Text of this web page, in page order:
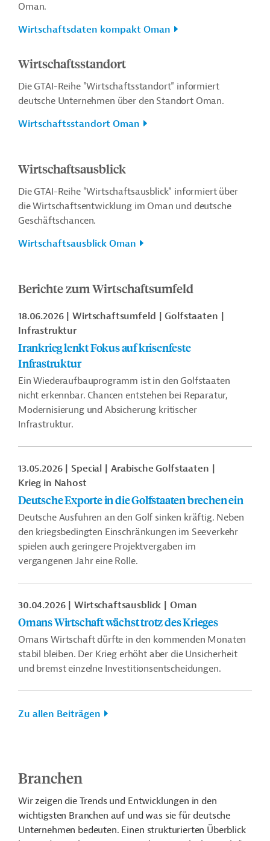
Oman.
Wirtschaftsdaten kompakt Oman
Wirtschaftsstandort
Die GTAI-Reihe "Wirtschaftsstandort" informiert
deutsche Unternehmen über den Standort Oman.
Wirtschaftsstandort Oman
Wirtschaftsausblick
Die GTAI-Reihe "Wirtschaftsausblick" informiert über
die Wirtschaftsentwicklung im Oman und deutsche
Geschäftschancen.
Wirtschaftsausblick Oman
Berichte zum Wirtschaftsumfeld
18.06.2026 Wirtschaftsumfeld
Golfstaaten
Infrastruktur
Irankrieg lenkt Fokus auf krisenfeste
Infrastruktur
Ein Wiederaufbauprogramm ist in den Golfstaaten
nicht erkennbar. Chancen entstehen bei Reparatur,
Modernisierung und Absicherung kritischer
Infrastruktur.
13.05.2026 Special
Arabische Golfstaaten
Krieg in Nahost
Deutsche Exporte in die Golfstaaten brechen ein
Deutsche Ausfuhren an den Golf sinken kräftig. Neben
den kriegsbedingten Einschränkungen im Seeverkehr
spielen auch geringere Projektvergaben im
vergangenen Jahr eine Rolle.
30.04.2026 Wirtschaftsausblick Oman
Omans Wirtschaft wächst trotz des Krieges
Omans Wirtschaft dürfte in den kommenden Monaten
stabil bleiben. Der Krieg erhöht aber die Unsicherheit
und bremst einzelne Investitionsentscheidungen.
Zu allen Beiträgen
Branchen
Wir zeigen die Trends und Entwicklungen in den
wichtigsten Branchen auf und was sie für deutsche
Unternehmen bedeuten. Einen strukturierten Überblick